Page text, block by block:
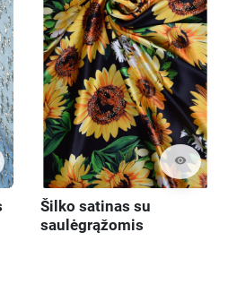
visibility
Šilko satinas su
saulėgrąžomis